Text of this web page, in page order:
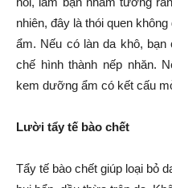
nhiên, đây là thói quen
ẩm. Nếu có làn da khô,
chế hình thành nếp nhăn.
kem dưỡng ẩm có kết cấu
Lười tẩy tế bào chết
Tẩy tế bào chết giúp loại bỏ